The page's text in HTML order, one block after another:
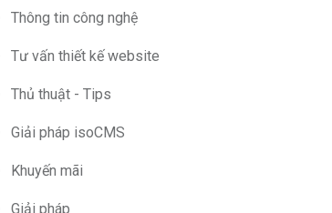
Thông tin công nghệ
Tư vấn thiết kế website
Thủ thuật - Tips
Giải pháp isoCMS
Khuyến mãi
Giải pháp